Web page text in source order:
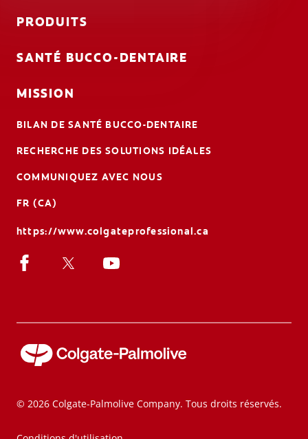
PRODUITS
SANTÉ BUCCO-DENTAIRE
MISSION
BILAN DE SANTÉ BUCCO-DENTAIRE
RECHERCHE DES SOLUTIONS IDÉALES
COMMUNIQUEZ AVEC NOUS
FR (CA)
https://www.colgateprofessional.ca
© 2026 Colgate-Palmolive Company. Tous droits réservés.